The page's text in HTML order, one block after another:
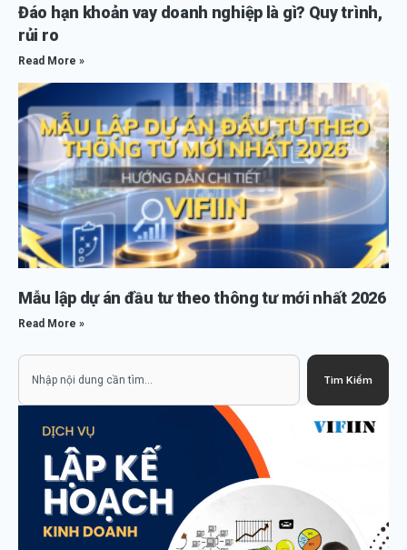
Đáo hạn khoản vay doanh nghiệp là gì? Quy trình,
rủi ro
Read More »
Mẫu lập dự án đầu tư theo thông tư mới nhất 2026
Read More »
Tìm Kiếm